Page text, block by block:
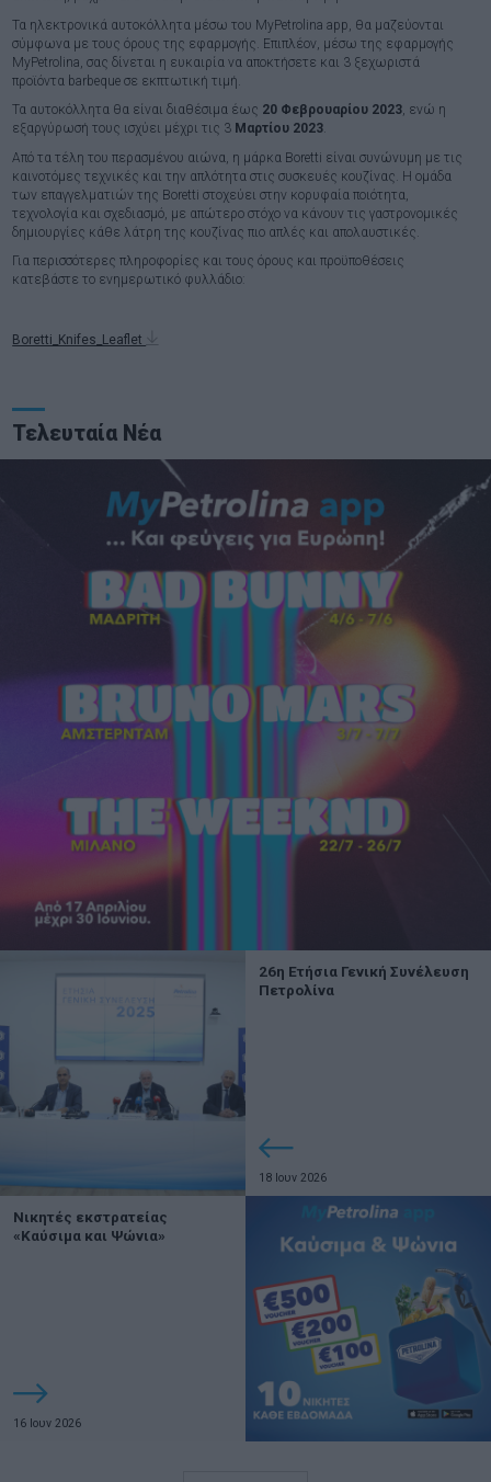
Τα ηλεκτρονικά αυτοκόλλητα μέσω του MyPetrolina app, θα μαζεύονται
σύμφωνα με τους όρους της εφαρμογής. Επιπλέον, μέσω της εφαρμογής
MyPetrolina, σας δίνεται η ευκαιρία να αποκτήσετε και 3 ξεχωριστά
προϊόντα barbeque σε εκπτωτική τιμή.
Τα αυτοκόλλητα θα είναι διαθέσιμα έως 20 Φεβρουαρίου 2023, ενώ η
εξαργύρωσή τους ισχύει μέχρι τις 3 Μαρτίου 2023.
Από τα τέλη του περασμένου αιώνα, η μάρκα Boretti είναι συνώνυμη με τις
καινοτόμες τεχνικές και την απλότητα στις συσκευές κουζίνας. Η ομάδα
των επαγγελματιών της Boretti στοχεύει στην κορυφαία ποιότητα,
τεχνολογία και σχεδιασμό, με απώτερο στόχο να κάνουν τις γαστρονομικές
δημιουργίες κάθε λάτρη της κουζίνας πιο απλές και απολαυστικές.
Για περισσότερες πληροφορίες και τους όρους και προϋποθέσεις
κατεβάστε το ενημερωτικό φυλλάδιο:
Boretti_Knifes_Leaflet
Τελευταία Νέα
26η Ετήσια Γενική Συνέλευση
Πετρολίνα
18 Ιουν 2026
Νικητές εκστρατείας
«Καύσιμα και Ψώνια»
16 Ιουν 2026